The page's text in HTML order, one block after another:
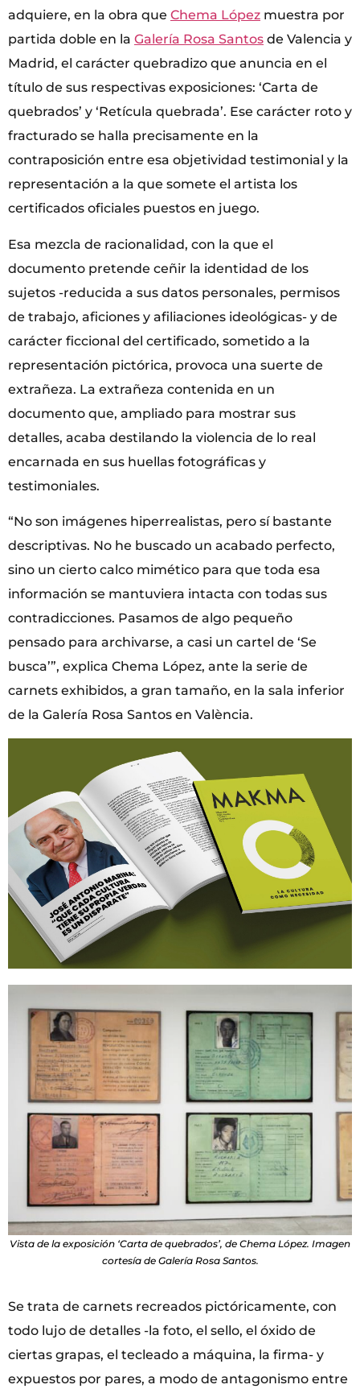
adquiere, en la obra que Chema López muestra por
partida doble en la Galería Rosa Santos de Valencia y
Madrid, el carácter quebradizo que anuncia en el
título de sus respectivas exposiciones: ‘Carta de
quebrados’ y ‘Retícula quebrada’. Ese carácter roto y
fracturado se halla precisamente en la
contraposición entre esa objetividad testimonial y la
representación a la que somete el artista los
certificados oficiales puestos en juego.
Esa mezcla de racionalidad, con la que el
documento pretende ceñir la identidad de los
sujetos -reducida a sus datos personales, permisos
de trabajo, aficiones y afiliaciones ideológicas- y de
carácter ficcional del certificado, sometido a la
representación pictórica, provoca una suerte de
extrañeza. La extrañeza contenida en un
documento que, ampliado para mostrar sus
detalles, acaba destilando la violencia de lo real
encarnada en sus huellas fotográficas y
testimoniales.
“No son imágenes hiperrealistas, pero sí bastante
descriptivas. No he buscado un acabado perfecto,
sino un cierto calco mimético para que toda esa
información se mantuviera intacta con todas sus
contradicciones. Pasamos de algo pequeño
pensado para archivarse, a casi un cartel de ‘Se
busca’”, explica Chema López, ante la serie de
carnets exhibidos, a gran tamaño, en la sala inferior
de la Galería Rosa Santos en València.
Vista de la exposición ‘Carta de quebrados’, de Chema López. Imagen
cortesía de Galería Rosa Santos.
Se trata de carnets recreados pictóricamente, con
todo lujo de detalles -la foto, el sello, el óxido de
ciertas grapas, el tecleado a máquina, la firma- y
expuestos por pares, a modo de antagonismo entre